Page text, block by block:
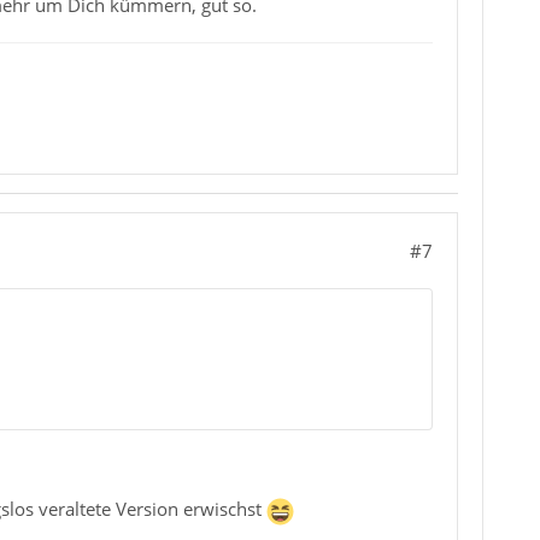
um Dich kümmern, gut so.
#7
veraltete Version erwischst